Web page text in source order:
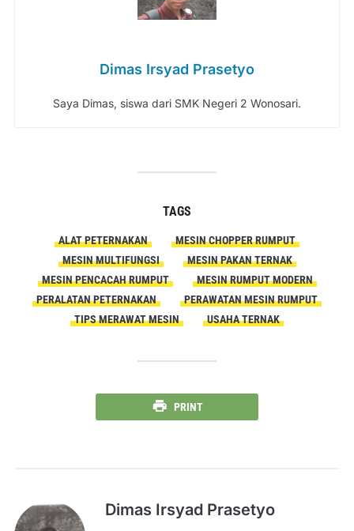
Dimas Irsyad Prasetyo
Saya Dimas, siswa dari SMK Negeri 2 Wonosari.
TAGS
ALAT PETERNAKAN
MESIN CHOPPER RUMPUT
MESIN MULTIFUNGSI
MESIN PAKAN TERNAK
MESIN PENCACAH RUMPUT
MESIN RUMPUT MODERN
PERALATAN PETERNAKAN
PERAWATAN MESIN RUMPUT
TIPS MERAWAT MESIN
USAHA TERNAK
PRINT
Dimas Irsyad Prasetyo